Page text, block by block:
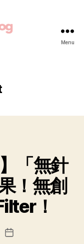
Menu
「無針
！無創
！